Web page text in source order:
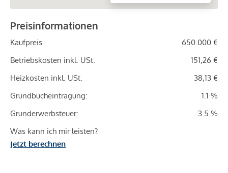
Preisinformationen
Kaufpreis
650.000 €
Betriebskosten inkl. USt.
151,26 €
Heizkosten inkl. USt.
38,13 €
Grundbucheintragung:
1.1 %
Grunderwerbsteuer:
3.5 %
Was kann ich mir leisten?
Jetzt berechnen